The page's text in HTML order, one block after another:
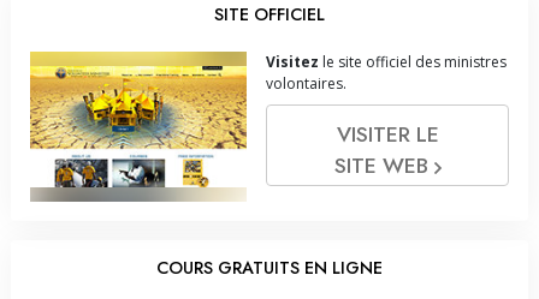
SITE OFFICIEL
Visitez le site officiel des ministres
volontaires.
VISITER LE
SITE WEB
COURS GRATUITS EN LIGNE